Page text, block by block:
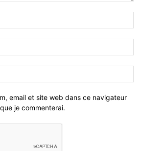
email et site web dans ce navigateur
je commenterai.